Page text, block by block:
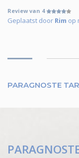
Review van 4
Geplaatst door Rim op
PARAGNOSTE